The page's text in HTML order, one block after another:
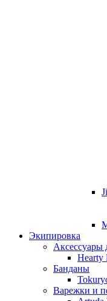
Экипировка
Аксессуары
Hearty
Банданы
Варежки и